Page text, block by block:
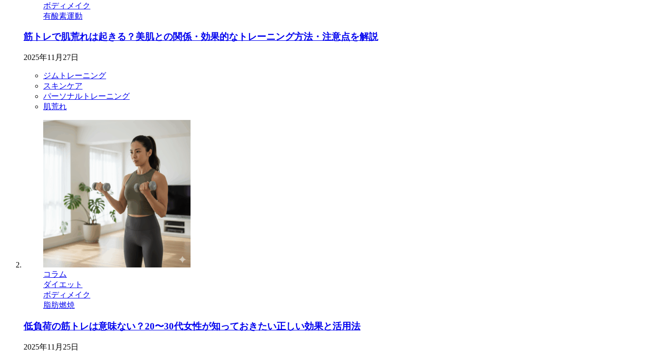
ボディメイク
有酸素運動
筋トレで肌荒れは起きる？美肌との関係・効果的なトレーニング方法・注意点を解説
2025年11月27日
ジムトレーニング
スキンケア
パーソナルトレーニング
肌荒れ
コラム
ダイエット
ボディメイク
脂肪燃焼
低負荷の筋トレは意味ない？20〜30代女性が知っておきたい正しい効果と活用法
2025年11月25日